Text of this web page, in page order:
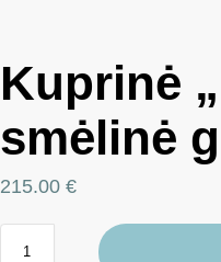
Kuprinė
smėlinė
215.00 €